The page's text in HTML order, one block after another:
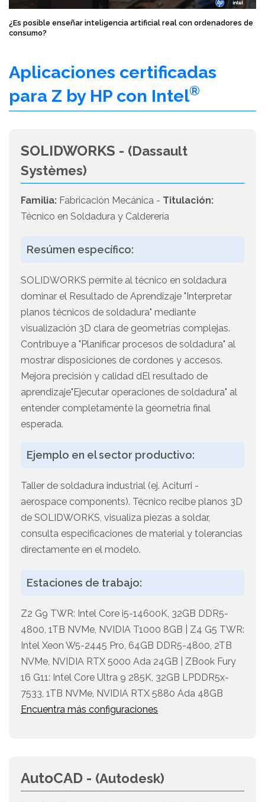
¿Es posible enseñar inteligencia artificial real con ordenadores de
consumo?
Aplicaciones certificadas
para Z by HP con Intel®
SOLIDWORKS - (Dassault
Systèmes)
Familia: Fabricación Mecánica - Titulación:
Técnico en Soldadura y Calderería
Resúmen específico:
SOLIDWORKS permite al técnico en soldadura
dominar el Resultado de Aprendizaje "Interpretar
planos técnicos de soldadura" mediante
visualización 3D clara de geometrías complejas.
Contribuye a "Planificar procesos de soldadura" al
mostrar disposiciones de cordones y accesos.
Mejora precisión y calidad dEl resultado de
aprendizaje"Ejecutar operaciones de soldadura" al
entender completamente la geometría final
esperada.
Ejemplo en el sector productivo:
Taller de soldadura industrial (ej. Aciturri -
aerospace components). Técnico recibe planos 3D
de SOLIDWORKS, visualiza piezas a soldar,
consulta especificaciones de material y tolerancias
directamente en el modelo.
Estaciones de trabajo:
Z2 G9 TWR: Intel Core i5-14600K, 32GB DDR5-
4800, 1TB NVMe, NVIDIA T1000 8GB | Z4 G5 TWR:
Intel Xeon W5-2445 Pro, 64GB DDR5-4800, 2TB
NVMe, NVIDIA RTX 5000 Ada 24GB | ZBook Fury
16 G11: Intel Core Ultra 9 285K, 32GB LPDDR5x-
7533, 1TB NVMe, NVIDIA RTX 5880 Ada 48GB
Encuentra más configuraciones
AutoCAD - (Autodesk)